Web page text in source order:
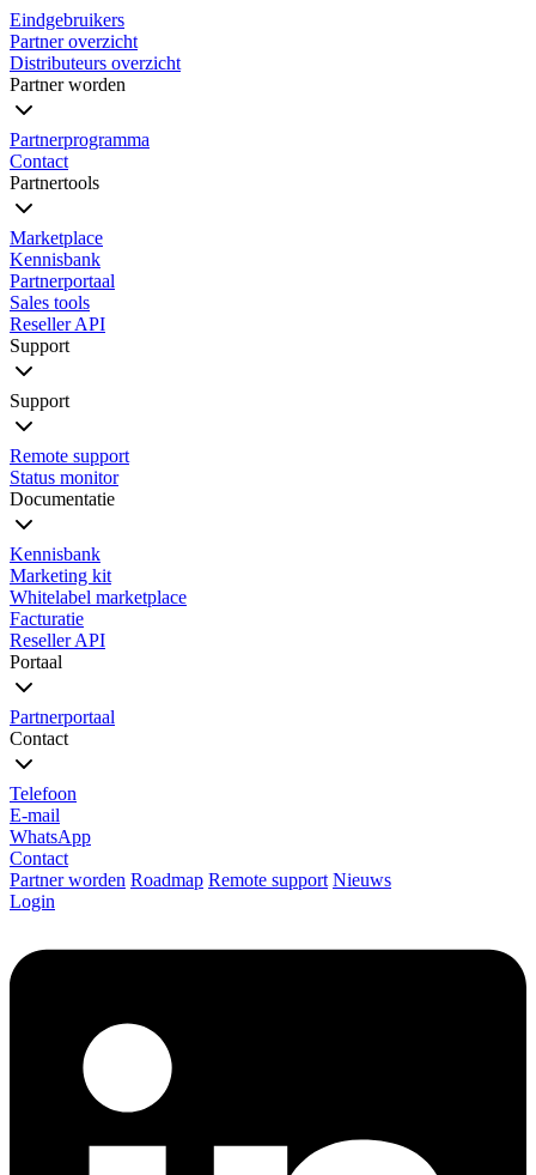
Eindgebruikers
Partner overzicht
Distributeurs overzicht
Partner worden
Partnerprogramma
Contact
Partnertools
Marketplace
Kennisbank
Partnerportaal
Sales tools
Reseller API
Support
Support
Remote support
Status monitor
Documentatie
Kennisbank
Marketing kit
Whitelabel marketplace
Facturatie
Reseller API
Portaal
Partnerportaal
Contact
Telefoon
E-mail
WhatsApp
Contact
Partner worden Roadmap Remote support Nieuws
Login